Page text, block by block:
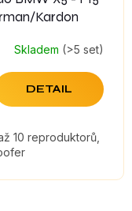
Kardon
Skladem (>5 set)
DETAIL
10 reproduktorů,